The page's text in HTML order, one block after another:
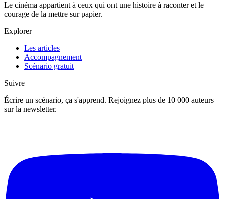
Le cinéma appartient à ceux qui ont une histoire à raconter et le
courage de la mettre sur papier.
Explorer
Les articles
Accompagnement
Scénario gratuit
Suivre
Écrire un scénario, ça s'apprend. Rejoignez plus de 10 000 auteurs
sur la newsletter.